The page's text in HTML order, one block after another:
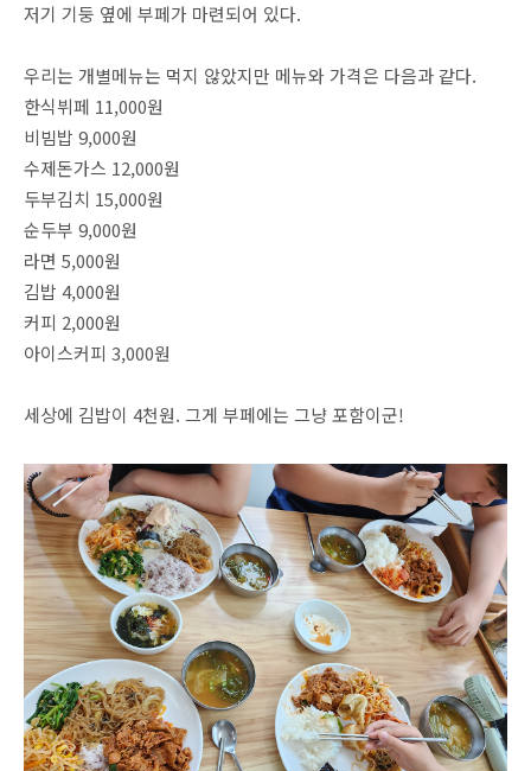
저기 기둥 옆에 부페가 마련되어 있다.
우리는 개별메뉴는 먹지 않았지만 메뉴와 가격은 다음과 같다.
한식뷔페 11,000원
비빔밥 9,000원
수제돈가스 12,000원
두부김치 15,000원
순두부 9,000원
라면 5,000원
김밥 4,000원
커피 2,000원
아이스커피 3,000원
세상에 김밥이 4천원. 그게 부페에는 그냥 포함이군!